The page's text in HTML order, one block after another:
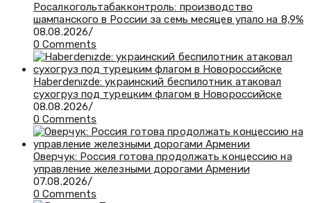
Росалкогольтабакконтроль: производство
шампанского в России за семь месяцев упало на 8,9%
08.08.2026/
0 Comments
Haberdenızde: украинский беспилотник атаковал
сухогруз под турецким флагом в Новороссийске
08.08.2026/
0 Comments
Оверчук: Россия готова продолжать концессию на
управление железными дорогами Армении
07.08.2026/
0 Comments